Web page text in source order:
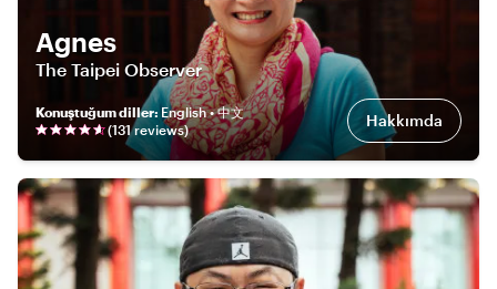
Agnes
The Taipei Observer
Konuştuğum diller: English • 中文
(131reviews) Hakkımda